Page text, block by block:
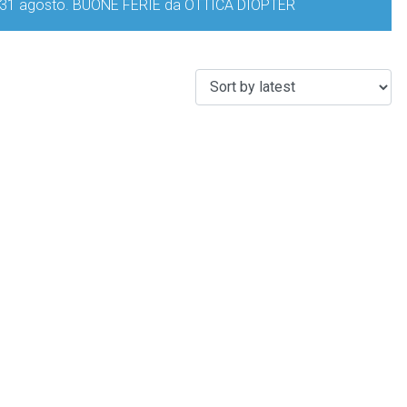
BUONE FERIE da OTTICA DIOPTER